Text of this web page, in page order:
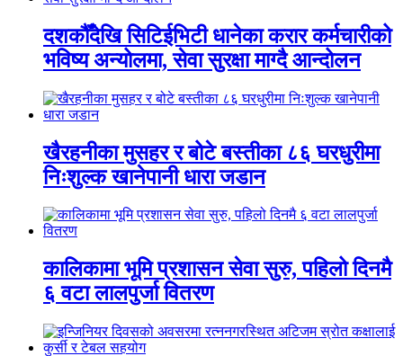
दशकौँदेखि सिटिईभिटी धानेका करार कर्मचारीको
भविष्य अन्योलमा, सेवा सुरक्षा माग्दै आन्दोलन
खैरहनीका मुसहर र बोटे बस्तीका ८६ घरधुरीमा
निःशुल्क खानेपानी धारा जडान
कालिकामा भूमि प्रशासन सेवा सुरु, पहिलो दिनमै
६ वटा लालपुर्जा वितरण